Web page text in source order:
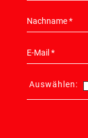
Auswählen: